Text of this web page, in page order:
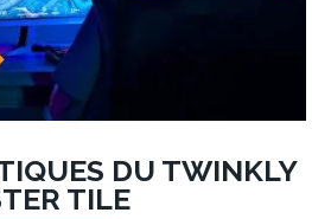
DU TWINKLY
TILE